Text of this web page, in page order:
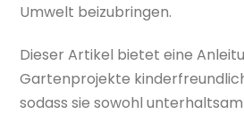
Umwelt beizubringen.
Dieser Artikel bietet eine
Gartenprojekte
sodass sie sowohl